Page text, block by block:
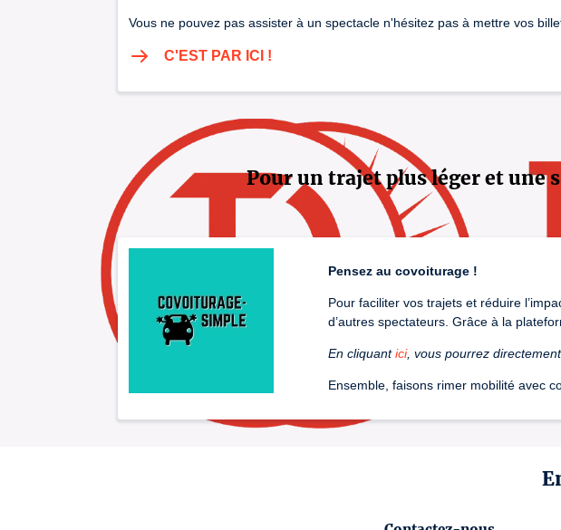
Vous ne pouvez pas assister à un spectacle n'hésitez pas à mettre vos
C'EST PAR ICI !
Pour un trajet plus léger et une
Pensez au covoiturage !
Pour faciliter vos trajets et réduire
d’autres spectateurs. Grâce à la
En cliquantici, vous pourrez
Ensemble, faisons rimer mobilité avec